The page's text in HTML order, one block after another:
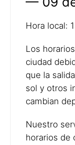
Hora local:
Los
ciudad
que la
sol y otros
cambian
Nuestro
horarios de